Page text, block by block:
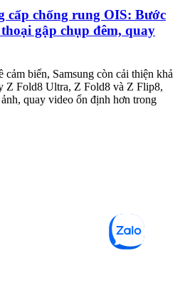
cấp chống rung OIS: Bước
gập chụp đêm, quay
cảm biến, Samsung còn cải thiện khả
Z Fold8 Ultra, Z Fold8 và Z Flip8,
quay video ổn định hơn trong